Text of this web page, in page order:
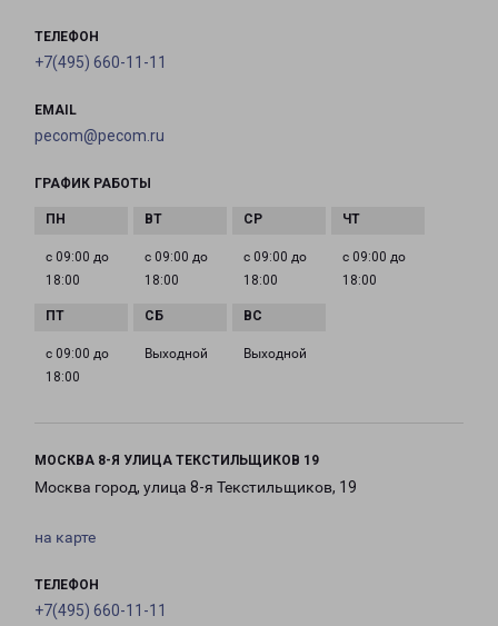
ТЕЛЕФОН
+7(495) 660-11-11
EMAIL
pecom@pecom.ru
ГРАФИК РАБОТЫ
с 09:00 до
18:00
с 09:00 до
18:00
с 09:00 до
18:00
с 09:00 до
18:00
с 09:00 до
18:00
Выходной Выходной
МОСКВА 8-Я УЛИЦА ТЕКСТИЛЬЩИКОВ 19
Москва город, улица 8-я Текстильщиков, 19
на карте
ТЕЛЕФОН
+7(495) 660-11-11